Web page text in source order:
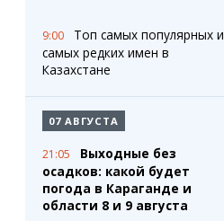
9:00
Топ самых популярных и
самых редких имен в
Казахстане
07 АВГУСТА
21:05
Выходные без
осадков: какой будет
погода в Караганде и
области 8 и 9 августа